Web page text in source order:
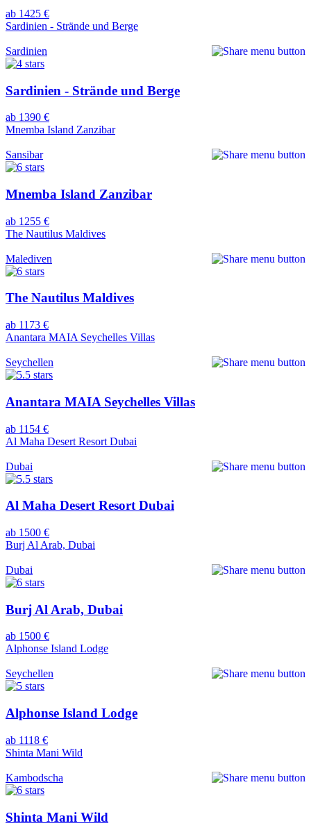
ab 1425 €
Sardinien - Strände und Berge
Sardinien
Sardinien - Strände und Berge
ab 1390 €
Mnemba Island Zanzibar
Sansibar
Mnemba Island Zanzibar
ab 1255 €
The Nautilus Maldives
Malediven
The Nautilus Maldives
ab 1173 €
Anantara MAIA Seychelles Villas
Seychellen
Anantara MAIA Seychelles Villas
ab 1154 €
Al Maha Desert Resort Dubai
Dubai
Al Maha Desert Resort Dubai
ab 1500 €
Burj Al Arab, Dubai
Dubai
Burj Al Arab, Dubai
ab 1500 €
Alphonse Island Lodge
Seychellen
Alphonse Island Lodge
ab 1118 €
Shinta Mani Wild
Kambodscha
Shinta Mani Wild